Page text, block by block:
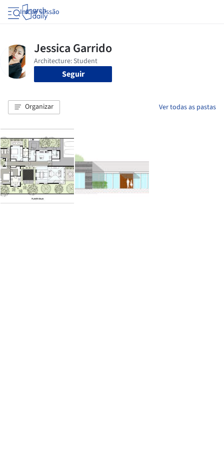
Iniciar sessão
Seguir
Organizar Ver todas as pastas